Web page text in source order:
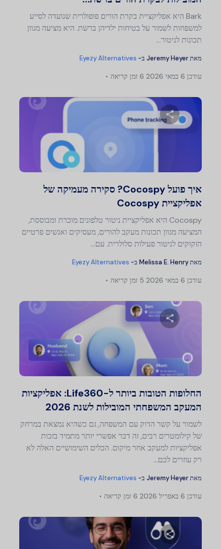
Bark היא אפליקציית בקרת הורים פופולרית שנועדה לסייע
למשפחות לשמור על בטיחות ילדיהן ברשת. היא מציעה מגוון
תכונות לניטור...
מאתJeremy Heyer ב- Eyezy Alternatives
עודכן 6 זמן קריאה
שתף מאמר זה
איך פועל Cocospy? סקירה מעמיקה של
אפליקציית Cocospy
Cocospy היא אפליקציית ניטור טלפונים מוכרת ומבוססת,
המציעה מגוון תכונות מעקב להורים, מעסיקים ואנשים פרטיים
הזקוקים לניטור פעילות סלולרית. עם…
מאתMelissa E. Henry ב- Eyezy Alternatives
עודכן 5 זמן קריאה
שתף מאמר זה
החלופות הטובות ביותר ל-Life360: אפליקציות
המעקב המשפחתי המובילות לשנת 2026
לשמור על קשר הדוק עם המשפחה, גם כשהיא נמצאת במרחק
של קילומטרים רבים, זה דבר אפשרי יותר מתמיד בזכות
אפליקציות למעקב אחר מיקום. הכלים השימושיים האלה לא
רק עוזרים לכם…
מאתJeremy Heyer ב- Eyezy Alternatives
עודכן 6 זמן קריאה